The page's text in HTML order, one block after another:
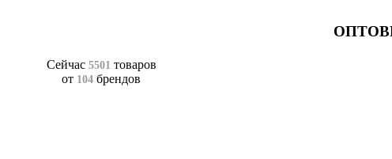
Сейчас 5501 товаров
от 104 брендов